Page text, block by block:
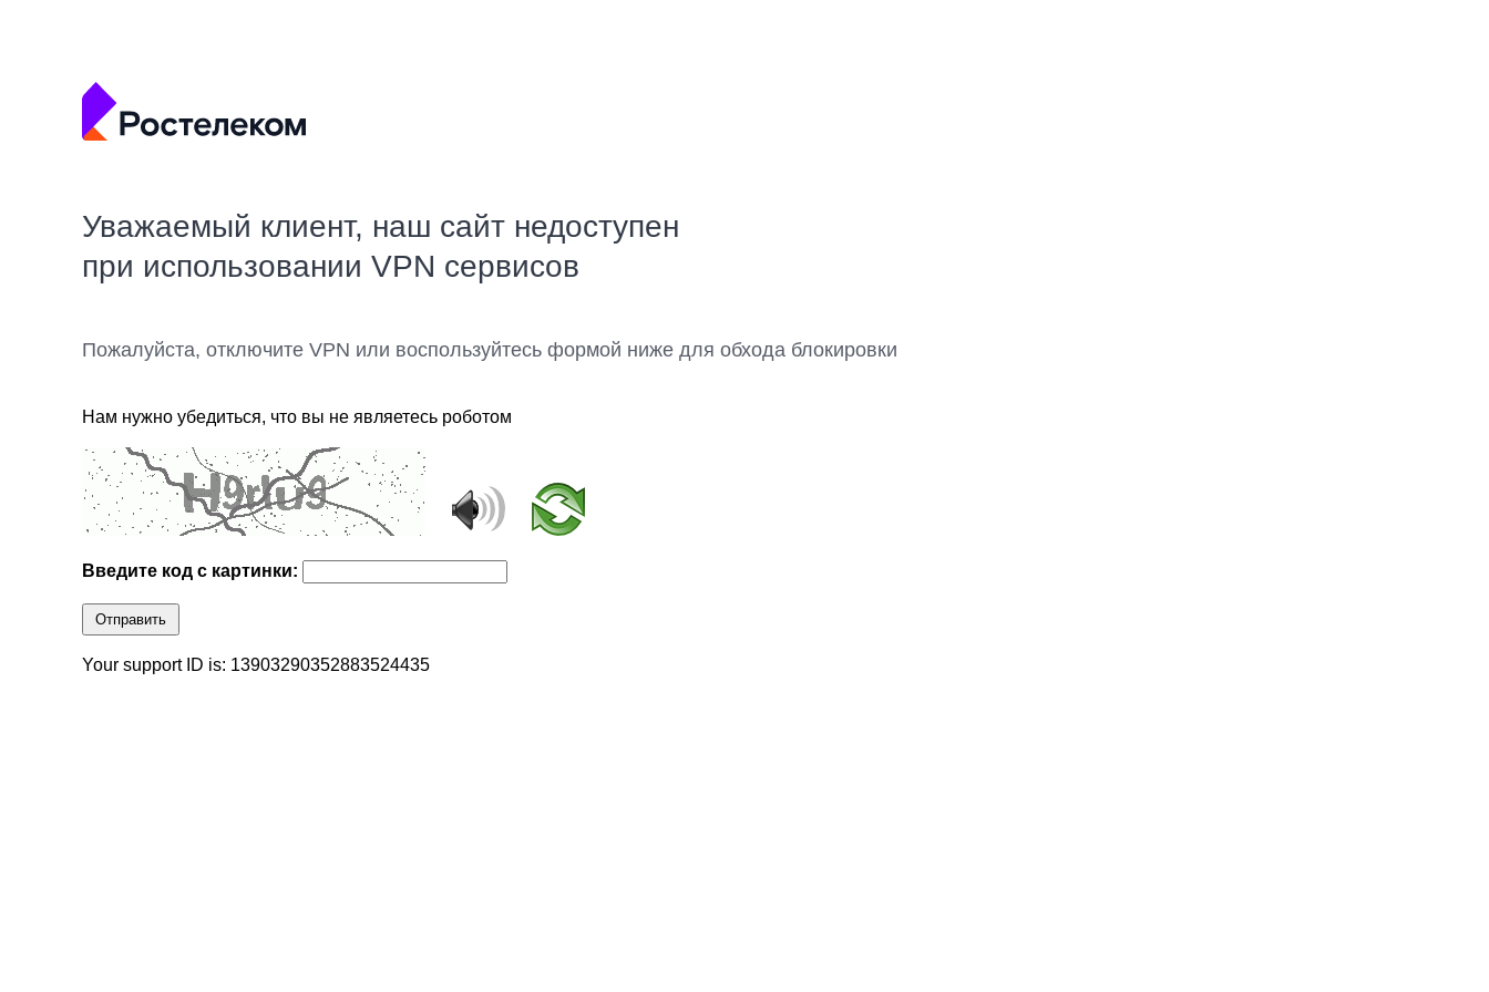
Уважаемый клиент, наш сайт недоступен
при использовании VPN сервисов
Пожалуйста, отключите VPN или воспользуйтесь формой ниже для обхода блокировки
Нам нужно убедиться, что вы не являетесь роботом
Введите код с картинки:
Отправить
Your support ID is: 13903290352883524435